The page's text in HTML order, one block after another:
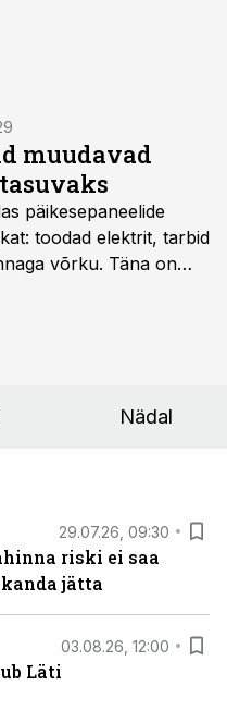
muudavad
päikesepaneelide
toodad elektrit, tarbid
võrku. Täna on
üheks olulisemaks
Nädal
29.07.26, 09:30
riski ei saa
jätta
03.08.26, 12:00
Läti